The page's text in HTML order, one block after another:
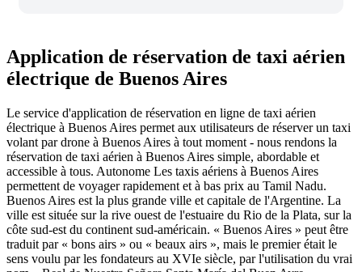
Application de réservation de taxi aérien
électrique de Buenos Aires
Le service d'application de réservation en ligne de taxi aérien
électrique à Buenos Aires permet aux utilisateurs de réserver un taxi
volant par drone à Buenos Aires à tout moment - nous rendons la
réservation de taxi aérien à Buenos Aires simple, abordable et
accessible à tous. Autonome Les taxis aériens à Buenos Aires
permettent de voyager rapidement et à bas prix au Tamil Nadu.
Buenos Aires est la plus grande ville et capitale de l'Argentine. La
ville est située sur la rive ouest de l'estuaire du Rio de la Plata, sur la
côte sud-est du continent sud-américain. « Buenos Aires » peut être
traduit par « bons airs » ou « beaux airs », mais le premier était le
sens voulu par les fondateurs au XVIe siècle, par l'utilisation du vrai